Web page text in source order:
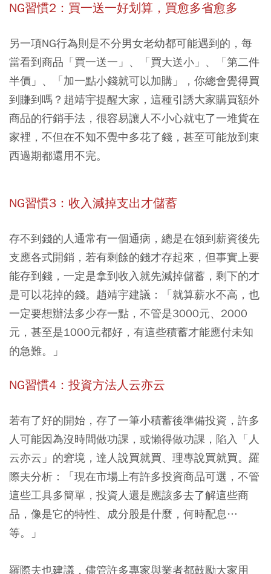
NG習慣2：買一送一好划算，買愈多省愈多
另一項NG行為則是不分男女老幼都可能遇到的，每
當看到商品「買一送一」、「買大送小」、「第二件
半價」、「加一點小錢就可以加購」，你總會覺得買
到賺到嗎？趙靖宇提醒大家，這種引誘大家購買額外
商品的行銷手法，很容易讓人不小心就屯了一堆貨在
家裡，不但在不知不覺中多花了錢，甚至可能放到東
西過期都還用不完。
NG習慣3：收入減掉支出才儲蓄
存不到錢的人通常有一個通病，總是在領到薪資後先
支應各式開銷，若有剩餘的錢才存起來，但事實上要
能存到錢，一定是拿到收入就先減掉儲蓄，剩下的才
是可以花掉的錢。趙靖宇建議：「就算薪水不高，也
一定要想辦法多少存一點，不管是3000元、2000
元，甚至是1000元都好，有這些積蓄才能應付未知
的急難。」
NG習慣4：投資方法人云亦云
若有了好的開始，存了一筆小積蓄後準備投資，許多
人可能因為沒時間做功課，或懶得做功課，陷入「人
云亦云」的窘境，達人說買就買、理專說買就買。羅
際夫分析：「現在市場上有許多投資商品可選， 不管
這些工具多簡單，投資人還是應該多去了解這些商
品，像是它的特性、成分股是什麼，何時配息…
等。
」
羅際夫也建議，儘管許多專家與業者都鼓勵大家用